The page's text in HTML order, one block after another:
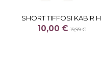
SHORT TIFFOSI KABIR H
10,00 €19,99 €